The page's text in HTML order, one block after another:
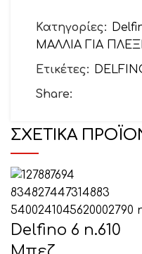
Θέμα
Το μήνυμά σας
Κατηγορίες:
ΜΑΛΛΙΑ ΓΙΑ
Ετικέτες:
Share:
ΣΧΕΤΙΚΆ
Delfino 6 n.610